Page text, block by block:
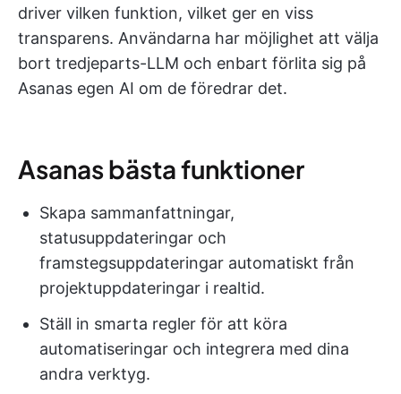
driver vilken funktion, vilket ger en viss
transparens. Användarna har möjlighet att välja
bort tredjeparts-LLM och enbart förlita sig på
Asanas egen AI om de föredrar det.
Asanas bästa funktioner
Skapa sammanfattningar,
statusuppdateringar och
framstegsuppdateringar automatiskt från
projektuppdateringar i realtid.
Ställ in smarta regler för att köra
automatiseringar och integrera med dina
andra verktyg.